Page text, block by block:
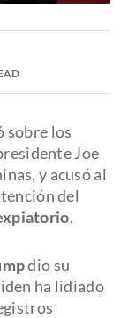
sobre los
Joe
y acusó al
del
.
dio su
ha lidiado